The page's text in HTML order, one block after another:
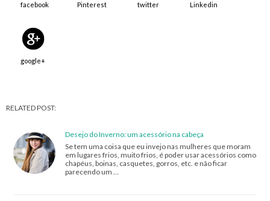
facebook Pinterest twitter Linkedin
google+
RELATED POST:
Desejo do Inverno: um acessório na cabeça
Se tem uma coisa que eu invejo nas mulheres que moram
em lugares frios, muito frios, é poder usar acessórios como
chapéus, boinas, casquetes, gorros, etc. e não ficar
parecendo um …